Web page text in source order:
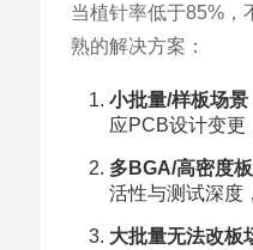
当植针率低于85%，
熟的解决方案：
小批量/样板场景
应PCB设计变更
多BGA/高密度
活性与测试深度
大批量无法改板